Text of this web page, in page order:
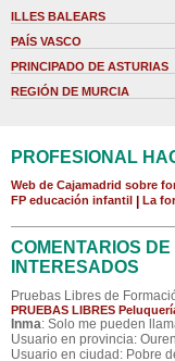
ILLES BALEARS
PAÍS VASCO
PRINCIPADO DE ASTURIAS
REGIÓN DE MURCIA
PROFESIONAL
Web de Cajamadrid sobre
FP educación infantil La
COMENTARIOS
INTERESADOS
Pruebas Libres de
PRUEBAS LIBRES
Inma: Solo me pueden
Usuario en provincia:
Usuario en ciudad: Pobre